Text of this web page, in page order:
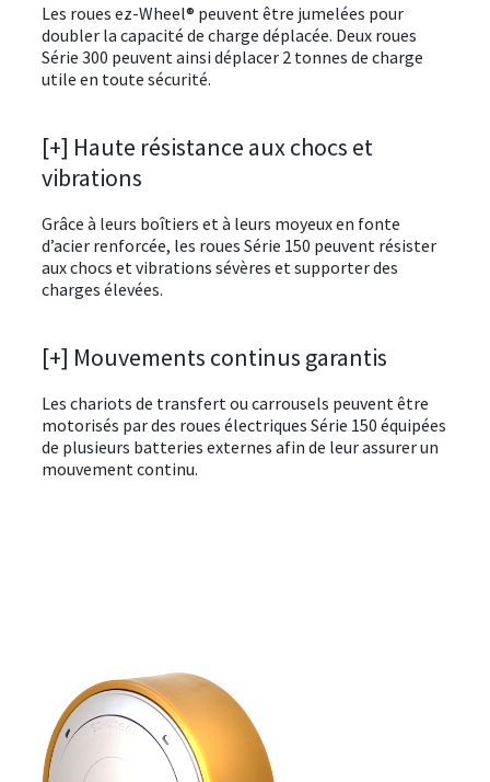
Les roues ez-Wheel® peuvent être jumelées pour
doubler la capacité de charge déplacée. Deux roues
Série 300 peuvent ainsi déplacer 2 tonnes de charge
utile en toute sécurité.
[+] Haute résistance aux chocs et
vibrations
Grâce à leurs boîtiers et à leurs moyeux en fonte
d’acier renforcée, les roues Série 150 peuvent résister
aux chocs et vibrations sévères et supporter des
charges élevées.
[+] Mouvements continus garantis
Les chariots de transfert ou carrousels peuvent être
motorisés par des roues électriques Série 150 équipées
de plusieurs batteries externes afin de leur assurer un
mouvement continu.